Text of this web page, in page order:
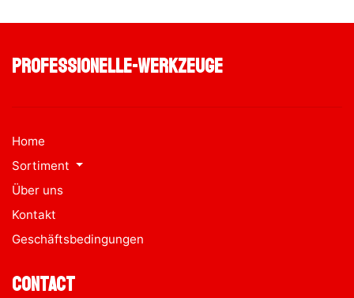
professionelle-werkzeuge
Home
Sortiment
Über uns
Kontakt
Geschäftsbedingungen
Contact